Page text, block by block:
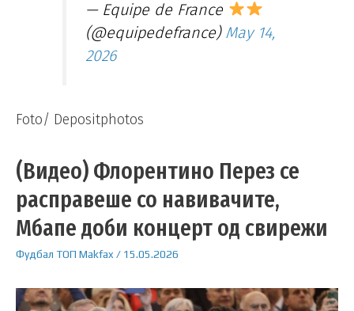
— Equipe de France
(@equipedefrance) May 14,
2026
Foto/ Depositphotos
(Видео) Флорентино Перез се
расправеше со навивачите,
Мбапе доби концерт од свирежи
Фудбал ТОП Makfax / 15.05.2026